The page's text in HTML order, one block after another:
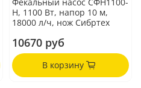
Н, 1100 Вт, напор 10 м,
18000 л/ч, нож Сибртех
10670 руб
В корзину